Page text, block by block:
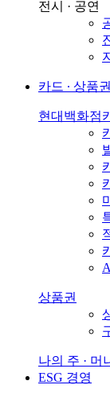
전시 · 공연
카드 ∙ 상품
현대백화점
상품권
나의 주 · 머
ESG 경영